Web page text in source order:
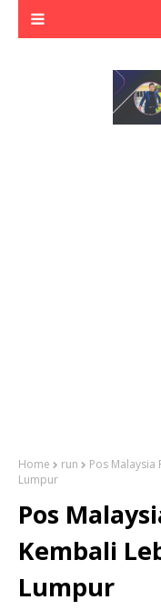
Home run
Pos Malaysia
Lumpur
Pos
Kembali
Lumpur